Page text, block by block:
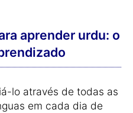
aprender urdu: o
lo através de todas as
em cada dia de